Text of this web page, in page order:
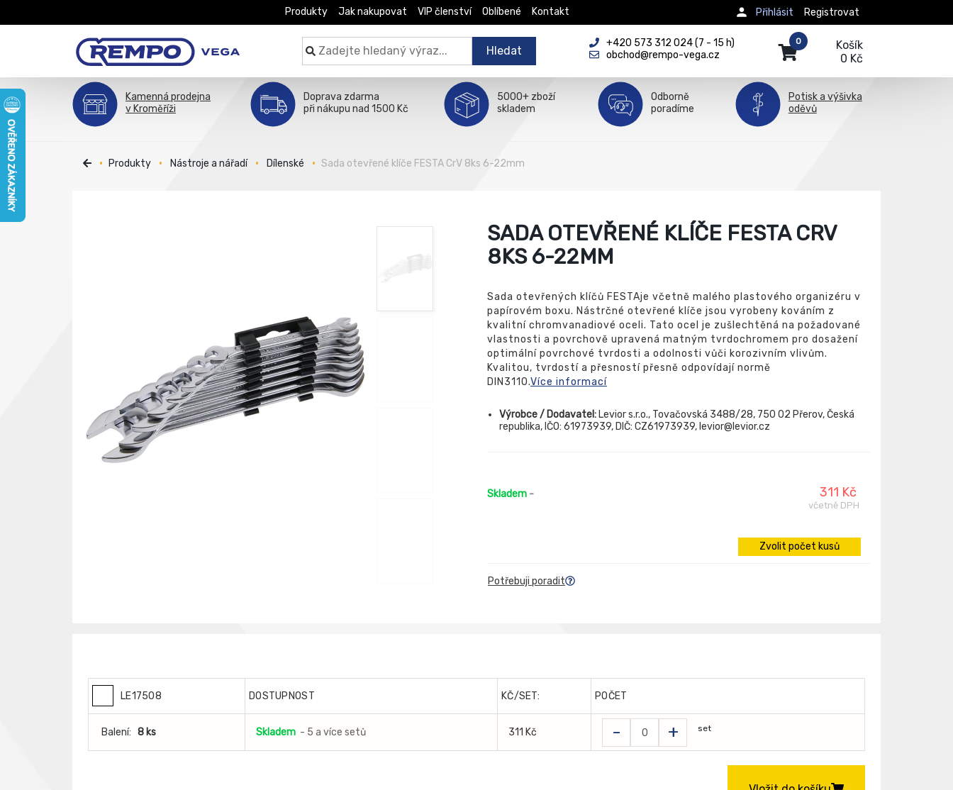
Produkty Jak nakupovat VIP členství Oblíbené Kontakt Registrovat
Přihlásit
Hledat
+420 573 312 024 (7 - 15 h)
obchod@rempo-vega.cz
Košík
0 Kč
0
Kamenná prodejna
v Kroměříži
Doprava zdarma
při nákupu nad 1500 Kč
5000+ zboží
skladem
Odborně
poradíme
Potisk a výšivka
oděvů
Produkty Nástroje a nářadí Dílenské Sada otevřené klíče FESTA CrV 8ks 6-22mm
SADA OTEVŘENÉ KLÍČE FESTA CRV
8KS 6-22MM
Sada otevřených klíčů FESTAje včetně malého plastového organizéru v
papírovém boxu. Nástrčné otevřené klíče jsou vyrobeny kováním z
kvalitní chromvanadiové oceli. Tato ocel je zušlechtěná na požadované
vlastnosti a povrchově upravená matným tvrdochromem pro dosažení
optimální povrchové tvrdosti a odolnosti vůči korozivním vlivům.
Kvalitou, tvrdostí a přesností přesně odpovídají normě
DIN3110.Více informací
Výrobce / Dodavatel: Levior s.r.o., Tovačovská 3488/28, 750 02 Přerov, Česká
republika, IČO: 61973939, DIČ: CZ61973939, levior@levior.cz
Skladem - 311 Kč
včetně DPH
Zvolit počet kusů
Potřebuji poradit
LE17508 DOSTUPNOST KČ/SET: POČET
Balení: 8 ks Skladem - 5 a více setů 311 Kč - + set